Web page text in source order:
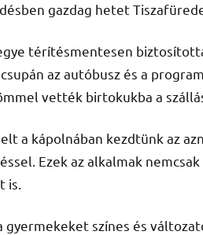
gazdag hetet
térítésmentesen
az autóbusz és a
vették birtokukba a
a kápolnában kezdtünk az
Ezek az alkalmak
is.
gyermekeket színes és